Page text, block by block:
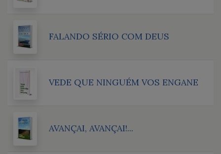
FALANDO SÉRIO COM DEUS
VEDE QUE NINGUÉM VOS ENGANE
AVANÇAI, AVANÇAI!...